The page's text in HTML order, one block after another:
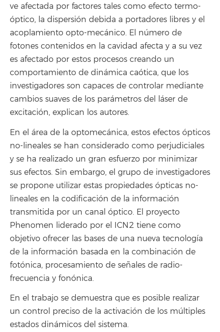
ve afectada por factores tales como efecto termo-
óptico, la dispersión debida a portadores libres y el
acoplamiento opto-mecánico. El número de
fotones contenidos en la cavidad afecta y a su vez
es afectado por estos procesos creando un
comportamiento de dinámica caótica, que los
investigadores son capaces de controlar mediante
cambios suaves de los parámetros del láser de
excitación, explican los autores.
En el área de la optomecánica, estos efectos ópticos
no-lineales se han considerado como perjudiciales
y se ha realizado un gran esfuerzo por minimizar
sus efectos. Sin embargo, el grupo de investigadores
se propone utilizar estas propiedades ópticas no-
lineales en la codificación de la información
transmitida por un canal óptico. El proyecto
Phenomen liderado por el ICN2 tiene como
objetivo ofrecer las bases de una nueva tecnología
de la información basada en la combinación de
fotónica, procesamiento de señales de radio-
frecuencia y fonónica.
En el trabajo se demuestra que es posible realizar
un control preciso de la activación de los múltiples
estados dinámicos del sistema.